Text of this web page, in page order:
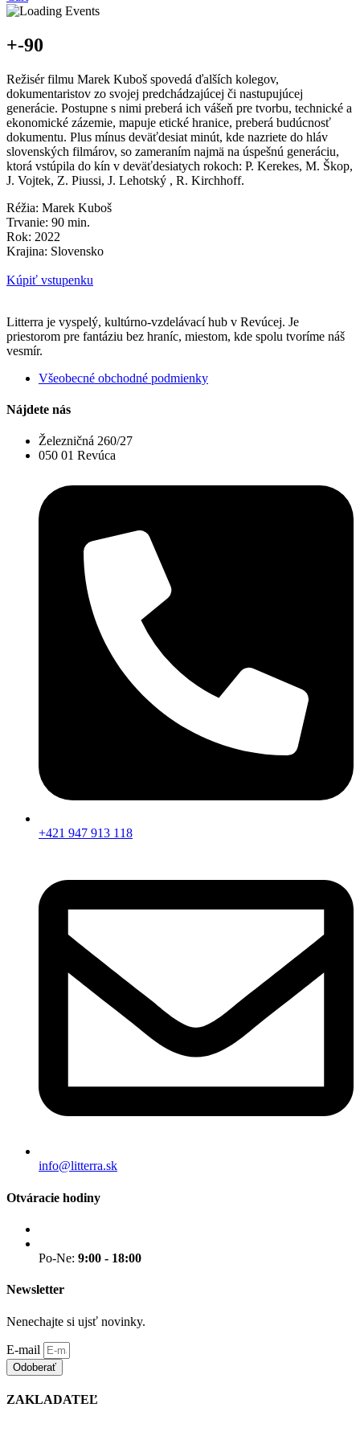
+-90
Režisér filmu Marek Kuboš spovedá ďalších kolegov,
dokumentaristov zo svojej predchádzajúcej či nastupujúcej
generácie. Postupne s nimi preberá ich vášeň pre tvorbu, technické a
ekonomické zázemie, mapuje etické hranice, preberá budúcnosť
dokumentu. Plus mínus deväťdesiat minút, kde nazriete do hláv
slovenských filmárov, so zameraním najmä na úspešnú generáciu,
ktorá vstúpila do kín v deväťdesiatych rokoch: P. Kerekes, M. Škop,
J. Vojtek, Z. Piussi, J. Lehotský , R. Kirchhoff.
Réžia: Marek Kuboš
Trvanie: 90 min.
Rok: 2022
Krajina: Slovensko
Kúpiť vstupenku
Litterra je vyspelý, kultúrno-vzdelávací hub v Revúcej. Je
priestorom pre fantáziu bez hraníc, miestom, kde spolu tvoríme náš
vesmír.
Všeobecné obchodné podmienky
Nájdete nás
Železničná 260/27
050 01 Revúca
+421 947 913 118
info@litterra.sk
Otváracie hodiny
Po-Ne: 9:00 - 18:00
Newsletter
Nenechajte si ujsť novinky.
E-mail
Odoberať
ZAKLADATEĽ